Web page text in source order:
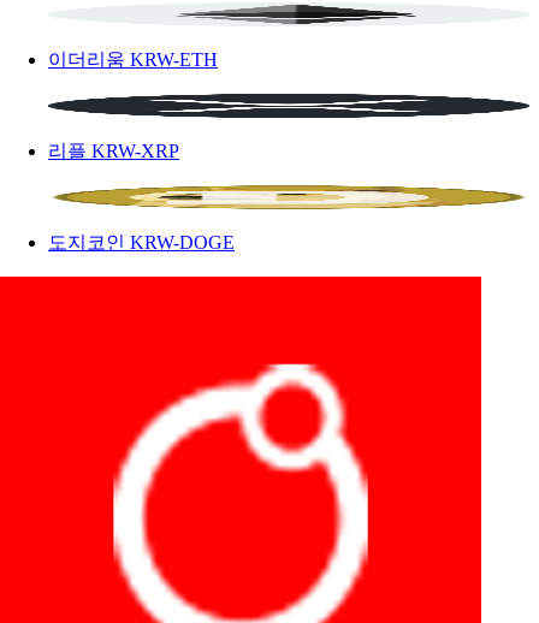
이더리움 KRW-ETH
리플 KRW-XRP
도지코인 KRW-DOGE